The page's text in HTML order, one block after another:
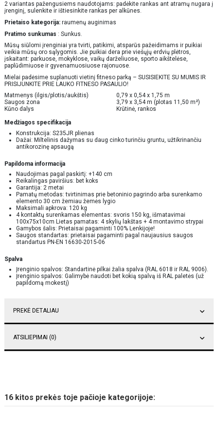
2 variantas pažengusiems naudotojams: padėkite rankas ant atramų nugara į
įrenginį, sulenkite ir ištiesinkite rankas per alkūnes.
Prietaiso kategorija: raumenų auginimas
Pratimo sunkumas : Sunkus.
Mūsų siūlomi įrenginiai yra tvirti, patikimi, atsparūs pažeidimams ir puikiai
veikia mūsų oro sąlygomis. Jie puikiai dera prie viešųjų erdvių plėtros,
įskaitant: parkuose, mokyklose, vaikų darželiuose, sporto aikštelėse,
paplūdimiuose ir gyvenamuosiuose rajonuose.
Mielai padėsime suplanuoti vietinį fitneso parką – SUSISIEKITE SU MUMIS IR
PRISIJUNKITE PRIE LAUKO FITNESO PASAULIO!
Matmenys (ilgis/plotis/aukštis)
0,79 x 0,54 x 1,75 m
Saugos zona
3,79 x 3,54 m (plotas 11,50 m²)
Kūno dalys
Krūtinė, rankos
Medžiagos specifikacija
Konstrukcija: S235JR plienas
Dažai: Miltelinis dažymas su daug cinko turinčiu gruntu, užtikrinančiu
antikorozinę apsaugą
Papildoma informacija
Naudojimas pagal paskirtį: +140 cm
Reikalingas paviršius: bet koks
Garantija: 2 metai
Pamatų metodas: tvirtinimas prie betoninio pagrindo arba surenkamo
elemento 30 cm žemiau žemės lygio
Maksimali apkrova: 120 kg
4 kontaktų surenkamas elementas: svoris 150 kg, išmatavimai
100x75x10cm Lietas pamatas: 4 skylių lakštas + 4 montavimo strypai
Gamybos šalis: Prietaisai pagaminti 100% Lenkijoje!
Saugos standartas: prietaisai pagaminti pagal naujausius saugos
standartus PN-EN 16630-2015-06
Spalva
Įrenginio spalvos: Standartinė pilkai žalia spalva (RAL 6018 ir RAL 9006).
Įrenginio spalvos: Galimybė naudoti bet kokią spalvą iš RAL paletės (už
papildomą mokestį)
PREKĖ DETALIAU
ATSILIEPIMAI (0)
16 kitos prekės toje pačioje kategorijoje: